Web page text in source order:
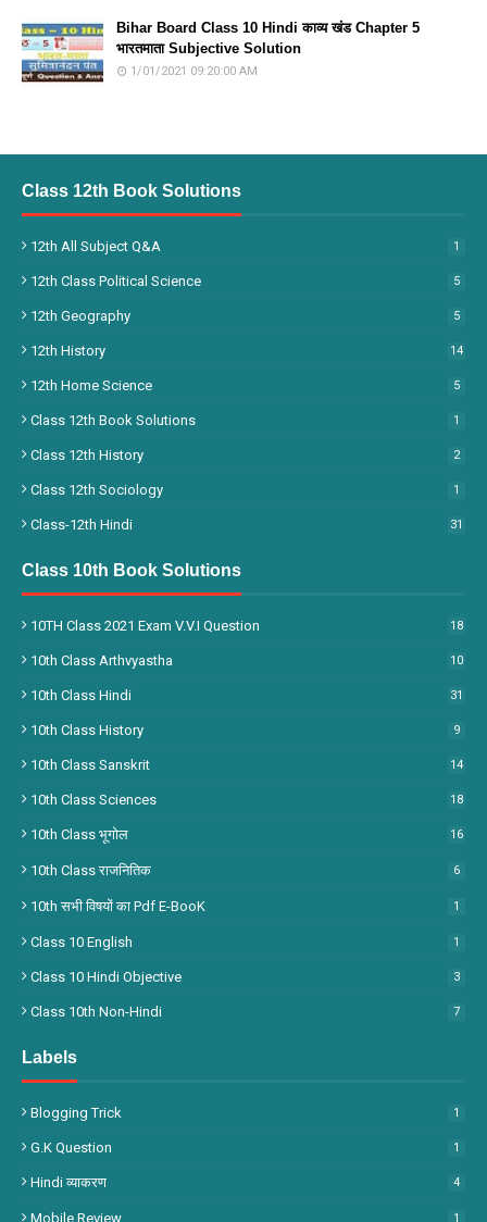
Bihar Board Class 10 Hindi काव्य खंड Chapter 5
भारतमाता Subjective Solution
1/01/2021 09:20:00 AM
Class 12th Book Solutions
12th All Subject Q&A 1
12th Class Political Science 5
12th Geography 5
12th History 14
12th Home Science 5
Class 12th Book Solutions 1
Class 12th History 2
Class 12th Sociology 1
Class-12th Hindi 31
Class 10th Book Solutions
10TH Class 2021 Exam V.V.I Question 18
10th Class Arthvyastha 10
10th Class Hindi 31
10th Class History 9
10th Class Sanskrit 14
10th Class Sciences 18
10th Class भूगोल 16
10th Class राजनितिक 6
10th सभी विषयों का Pdf E-BooK 1
Class 10 English 1
Class 10 Hindi Objective 3
Class 10th Non-Hindi 7
Labels
Blogging Trick 1
G.k Question 1
Hindi व्याकरण 4
Mobile Review 1